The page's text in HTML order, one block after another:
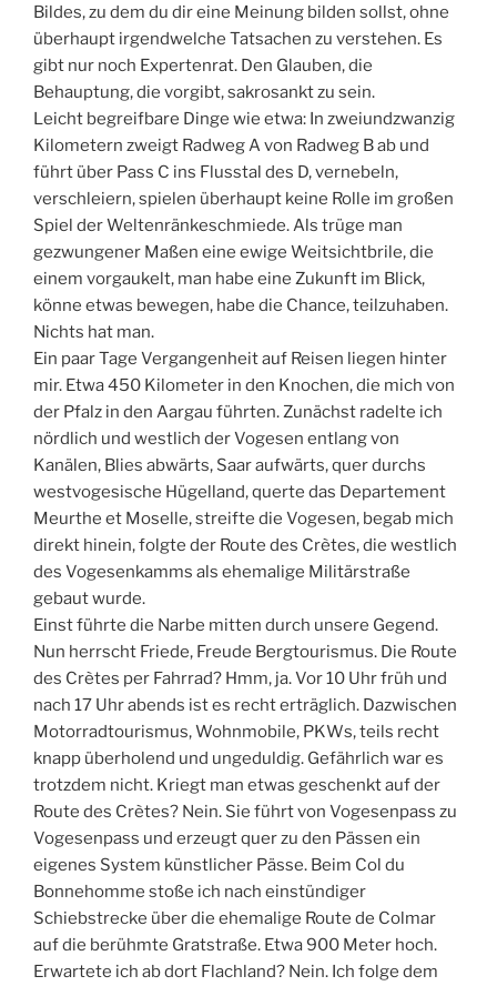
Bildes, zu dem du dir eine Meinung bilden sollst, ohne
überhaupt irgendwelche Tatsachen zu verstehen. Es
gibt nur noch Expertenrat. Den Glauben, die
Behauptung, die vorgibt, sakrosankt zu sein.
Leicht begreifbare Dinge wie etwa: In zweiundzwanzig
Kilometern zweigt Radweg A von Radweg B ab und
führt über Pass C ins Flusstal des D, vernebeln,
verschleiern, spielen überhaupt keine Rolle im großen
Spiel der Weltenränkeschmiede. Als trüge man
gezwungener Maßen eine ewige Weitsichtbrile, die
einem vorgaukelt, man habe eine Zukunft im Blick,
könne etwas bewegen, habe die Chance, teilzuhaben.
Nichts hat man.
Ein paar Tage Vergangenheit auf Reisen liegen hinter
mir. Etwa 450 Kilometer in den Knochen, die mich von
der Pfalz in den Aargau führten. Zunächst radelte ich
nördlich und westlich der Vogesen entlang von
Kanälen, Blies abwärts, Saar aufwärts, quer durchs
westvogesische Hügelland, querte das Departement
Meurthe et Moselle, streifte die Vogesen, begab mich
direkt hinein, folgte der Route des Crètes, die westlich
des Vogesenkamms als ehemalige Militärstraße
gebaut wurde.
Einst führte die Narbe mitten durch unsere Gegend.
Nun herrscht Friede, Freude Bergtourismus. Die Route
des Crètes per Fahrrad? Hmm, ja. Vor 10 Uhr früh und
nach 17 Uhr abends ist es recht erträglich. Dazwischen
Motorradtourismus, Wohnmobile, PKWs, teils recht
knapp überholend und ungeduldig. Gefährlich war es
trotzdem nicht. Kriegt man etwas geschenkt auf der
Route des Crètes? Nein. Sie führt von Vogesenpass zu
Vogesenpass und erzeugt quer zu den Pässen ein
eigenes System künstlicher Pässe. Beim Col du
Bonnehomme stoße ich nach einstündiger
Schiebstrecke über die ehemalige Route de Colmar
auf die berühmte Gratstraße. Etwa 900 Meter hoch.
Erwartete ich ab dort Flachland? Nein. Ich folge dem